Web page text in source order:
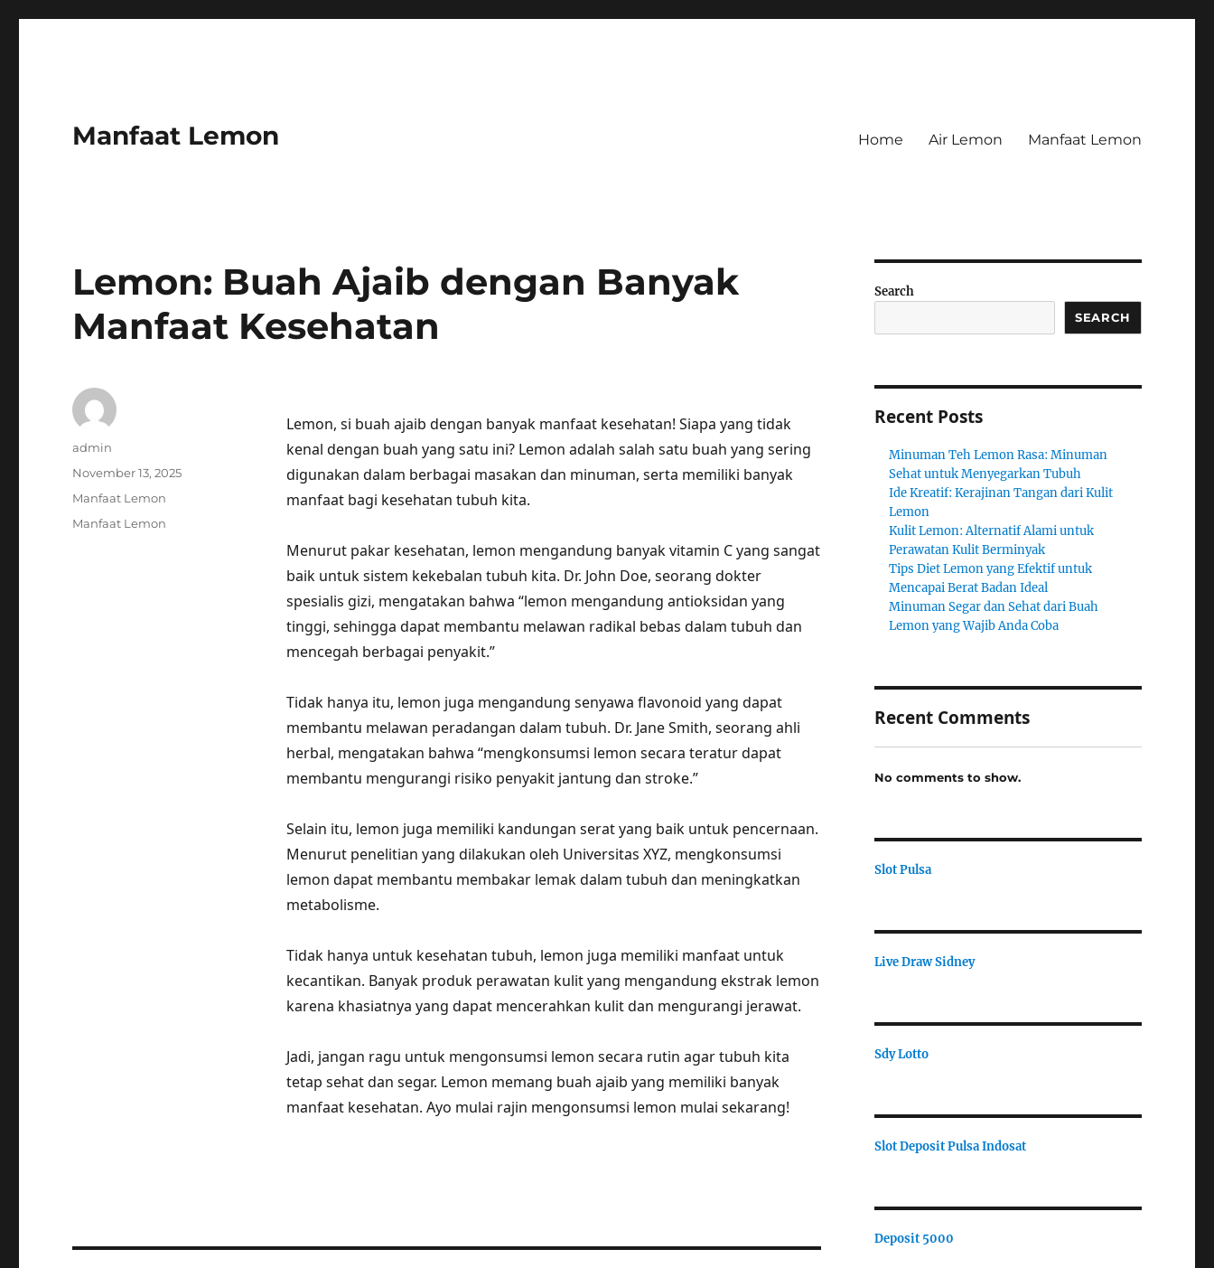
Manfaat Lemon Home Air Lemon Manfaat Lemon
Lemon: Buah Ajaib dengan Banyak
Manfaat Kesehatan
Lemon, si buah ajaib dengan banyak manfaat kesehatan! Siapa yang tidak
kenal dengan buah yang satu ini? Lemon adalah salah satu buah yang sering
digunakan dalam berbagai masakan dan minuman, serta memiliki banyak
manfaat bagi kesehatan tubuh kita.
Menurut pakar kesehatan, lemon mengandung banyak vitamin C yang sangat
baik untuk sistem kekebalan tubuh kita. Dr. John Doe, seorang dokter
spesialis gizi, mengatakan bahwa “lemon mengandung antioksidan yang
tinggi, sehingga dapat membantu melawan radikal bebas dalam tubuh dan
mencegah berbagai penyakit.”
Tidak hanya itu, lemon juga mengandung senyawa flavonoid yang dapat
membantu melawan peradangan dalam tubuh. Dr. Jane Smith, seorang ahli
herbal, mengatakan bahwa “mengkonsumsi lemon secara teratur dapat
membantu mengurangi risiko penyakit jantung dan stroke.”
Selain itu, lemon juga memiliki kandungan serat yang baik untuk pencernaan.
Menurut penelitian yang dilakukan oleh Universitas XYZ, mengkonsumsi
lemon dapat membantu membakar lemak dalam tubuh dan meningkatkan
metabolisme.
Tidak hanya untuk kesehatan tubuh, lemon juga memiliki manfaat untuk
kecantikan. Banyak produk perawatan kulit yang mengandung ekstrak lemon
karena khasiatnya yang dapat mencerahkan kulit dan mengurangi jerawat.
Jadi, jangan ragu untuk mengonsumsi lemon secara rutin agar tubuh kita
tetap sehat dan segar. Lemon memang buah ajaib yang memiliki banyak
manfaat kesehatan. Ayo mulai rajin mengonsumsi lemon mulai sekarang!
Author
admin
Posted
November 13, 2025
Categories
Manfaat Lemon
Tags
Manfaat Lemon
Search
SEARCH
Recent Posts
Minuman Teh Lemon Rasa: Minuman
Sehat untuk Menyegarkan Tubuh
Ide Kreatif: Kerajinan Tangan dari Kulit
Lemon
Kulit Lemon: Alternatif Alami untuk
Perawatan Kulit Berminyak
Tips Diet Lemon yang Efektif untuk
Mencapai Berat Badan Ideal
Minuman Segar dan Sehat dari Buah
Lemon yang Wajib Anda Coba
Recent Comments
No comments to show.
Slot Pulsa
Live Draw Sidney
Sdy Lotto
Slot Deposit Pulsa Indosat
Deposit 5000